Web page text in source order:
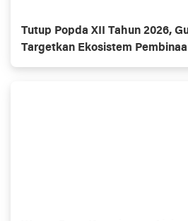
Tutup Popda XII Tahun 2026,
Targetkan Ekosistem